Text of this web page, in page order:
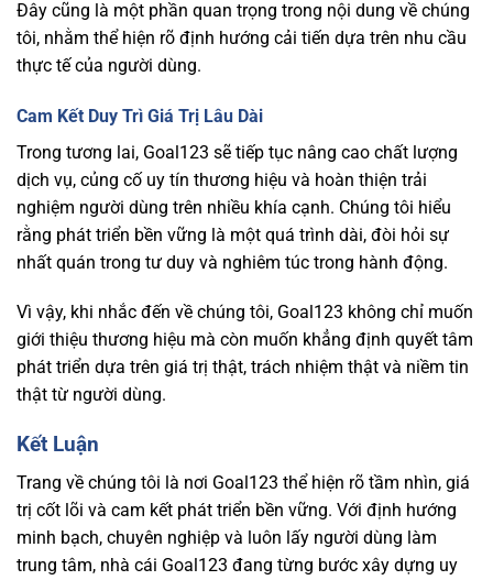
Đây cũng là một phần quan trọng trong nội dung về chúng
tôi, nhằm thể hiện rõ định hướng cải tiến dựa trên nhu cầu
thực tế của người dùng.
Cam Kết Duy Trì Giá Trị Lâu Dài
Trong tương lai, Goal123 sẽ tiếp tục nâng cao chất lượng
dịch vụ, củng cố uy tín thương hiệu và hoàn thiện trải
nghiệm người dùng trên nhiều khía cạnh. Chúng tôi hiểu
rằng phát triển bền vững là một quá trình dài, đòi hỏi sự
nhất quán trong tư duy và nghiêm túc trong hành động.
Vì vậy, khi nhắc đến về chúng tôi, Goal123 không chỉ muốn
giới thiệu thương hiệu mà còn muốn khẳng định quyết tâm
phát triển dựa trên giá trị thật, trách nhiệm thật và niềm tin
thật từ người dùng.
Kết Luận
Trang về chúng tôi là nơi Goal123 thể hiện rõ tầm nhìn, giá
trị cốt lõi và cam kết phát triển bền vững. Với định hướng
minh bạch, chuyên nghiệp và luôn lấy người dùng làm
trung tâm, nhà cái Goal123 đang từng bước xây dựng uy